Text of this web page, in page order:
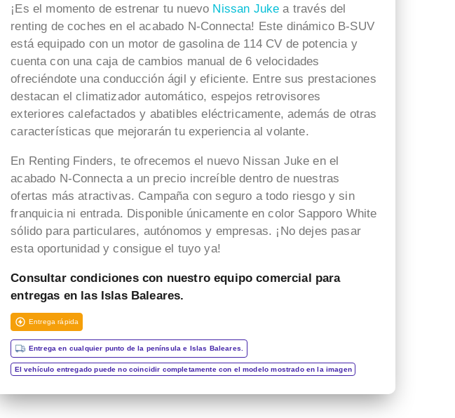
¡Es el momento de estrenar tu nuevo Nissan Juke a través del
renting de coches en el acabado N-Connecta! Este dinámico B-SUV
está equipado con un motor de gasolina de 114 CV de potencia y
cuenta con una caja de cambios manual de 6 velocidades
ofreciéndote una conducción ágil y eficiente. Entre sus prestaciones
destacan el climatizador automático, espejos retrovisores
exteriores calefactados y abatibles eléctricamente, además de otras
características que mejorarán tu experiencia al volante.
En Renting Finders, te ofrecemos el nuevo Nissan Juke en el
acabado N-Connecta a un precio increíble dentro de nuestras
ofertas más atractivas. Campaña con seguro a todo riesgo y sin
franquicia ni entrada. Disponible únicamente en color Sapporo White
sólido para particulares, autónomos y empresas. ¡No dejes pasar
esta oportunidad y consigue el tuyo ya!
Consultar condiciones con nuestro equipo comercial para
entregas en las Islas Baleares.
Entrega rápida
Entrega en cualquier punto de la península e Islas Baleares.
El vehículo entregado puede no coincidir completamente con el modelo mostrado en la imagen
ESTEVE ARQUES SENDRA
hace 4 días
experiencia con la
de la señorita Nelly,
e dedicado a llamar
a unas cuestas
de rending,
con todas hasta
a contesta
una chica
Nelly. No me a
ni duda en todas
que le e echo.
fantástica
xabier iglesias
hace 4 días
La verdad la cosa ha ido
rápida y Ana autenticidad
gracias por todo
Sara Gil muy comprometida
gracias!!